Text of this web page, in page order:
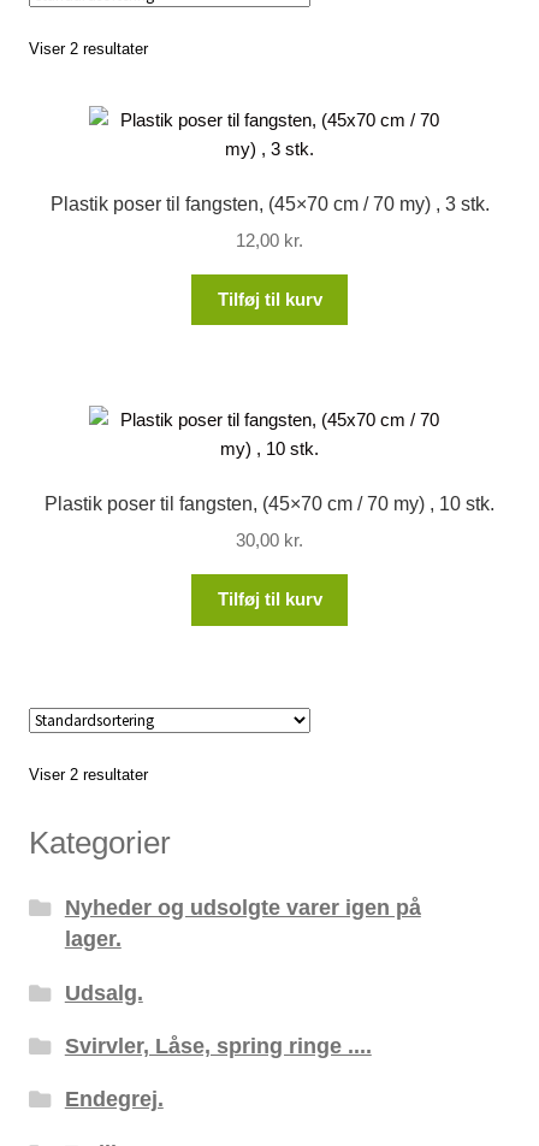
Lagersalg
Min Konto
Viser 2 resultater
Plastik poser til fangsten, (45×70 cm / 70 my) , 3 stk.
12,00 kr.
Tilføj til kurv
Plastik poser til fangsten, (45×70 cm / 70 my) , 10 stk.
30,00 kr.
Tilføj til kurv
Viser 2 resultater
Kategorier
Nyheder og udsolgte varer igen på
lager.
Udsalg.
Svirvler, Låse, spring ringe ....
Endegrej.